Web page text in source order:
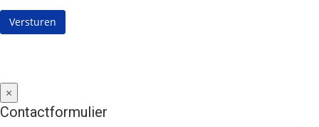
×
Contactformulier